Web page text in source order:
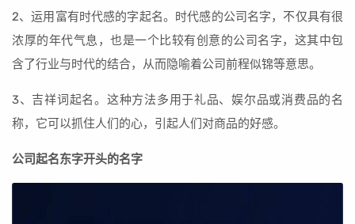
2、运用富有时代感的字起名。时代感的公司名字，不仅具有很
浓厚的年代气息，也是一个比较有创意的公司名字，这其中包
含了行业与时代的结合，从而隐喻着公司前程似锦等意思。
3、吉祥词起名。这种方法多用于礼品、娱尔品或消费品的名
称，它可以抓住人们的心，引起人们对商品的好感。
公司起名东字开头的名字